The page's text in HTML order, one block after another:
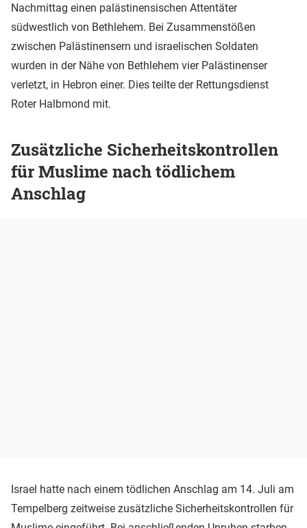
Nachmittag einen palästinensischen Attentäter
südwestlich von Bethlehem. Bei Zusammenstößen
zwischen Palästinensern und israelischen Soldaten
wurden in der Nähe von Bethlehem vier Palästinenser
verletzt, in Hebron einer. Dies teilte der Rettungsdienst
Roter Halbmond mit.
Zusätzliche Sicherheitskontrollen
für Muslime nach tödlichem
Anschlag
Israel hatte nach einem tödlichen Anschlag am 14. Juli am
Tempelberg zeitweise zusätzliche Sicherheitskontrollen für